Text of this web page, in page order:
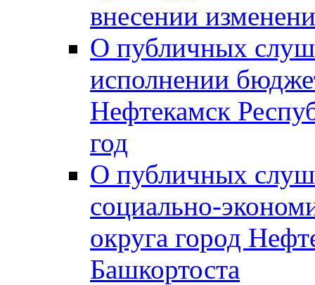
внесении
О публичных
исполнении
Нефтекамск
год
О публичных
социально-
округа город
Башкортоста